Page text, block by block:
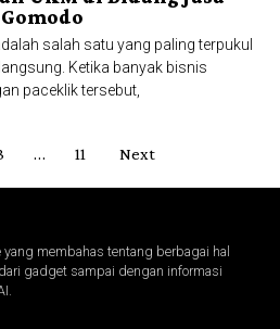
salah satu yang paling terpukul
Ketika banyak bisnis
paceklik tersebut,
… 11 Next
membahas tentang berbagai hal
gadget sampai dengan informasi